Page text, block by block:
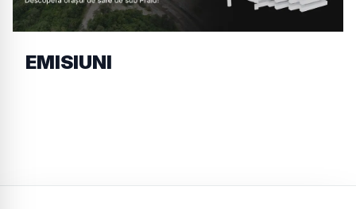
EMISIUNI